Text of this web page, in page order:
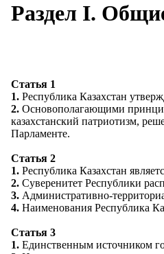
Раздел I.
Статья 1
1. Республика Казахстан
2. Основополагающими
казахстанский патриотизм,
Парламенте.
Статья 2
1. Республика Казахстан
2. Суверенитет Республики
3. Административно-
4. Наименования Республика
Статья 3
1. Единственным источником